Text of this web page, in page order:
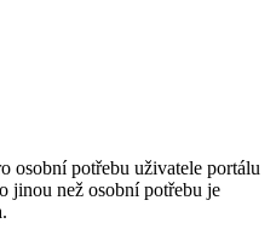
osobní potřebu uživatele portálu
jinou než osobní potřebu je